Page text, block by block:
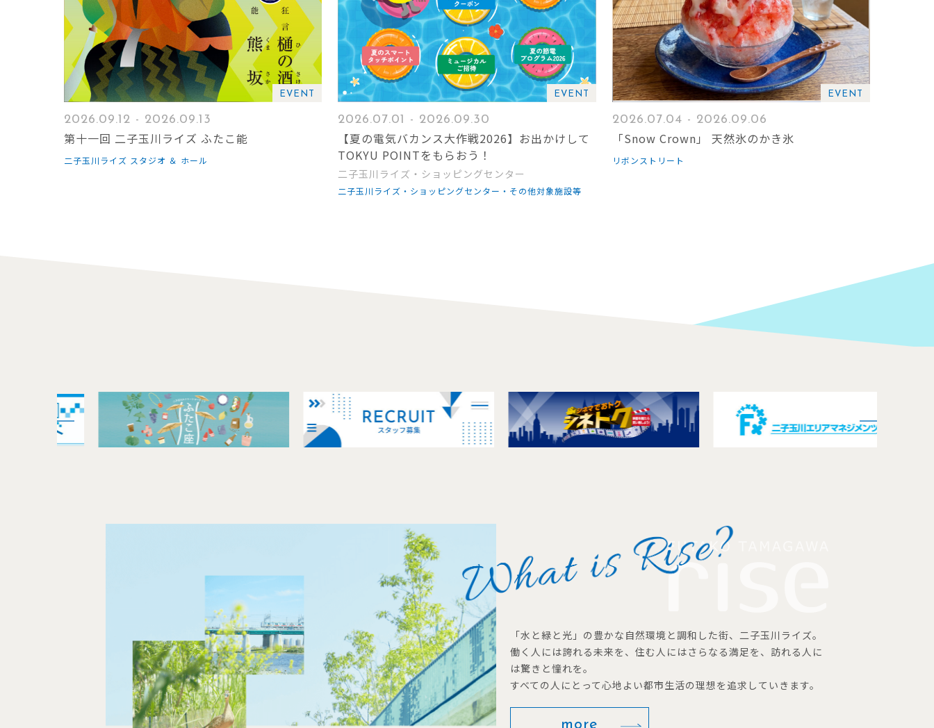
EVENT
2026.09.12 - 2026.09.13
第十一回 二子玉川ライズ ふたこ能
二子玉川ライズ スタジオ ＆ ホール
EVENT
2026.07.01 - 2026.09.30
【夏の電気バカンス大作戦2026】お出かけして
TOKYU POINTをもらおう！
二子玉川ライズ・ショッピングセンター
二子玉川ライズ・ショッピングセンター・その他対象施設等
EVENT
2026.07.04 - 2026.09.06
「Snow Crown」 天然氷のかき氷
リボンストリート
「水と緑と光」の豊かな自然環境と調和した街、二子玉川ライズ。
働く人には誇れる未来を、住む人にはさらなる満足を、訪れる人に
は驚きと憧れを。
すべての人にとって心地よい都市生活の理想を追求していきます。